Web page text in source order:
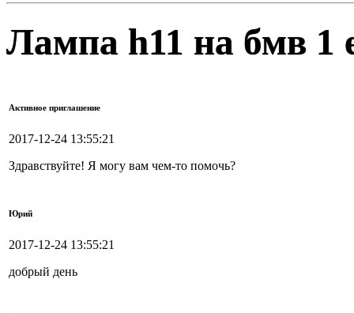
Лампа h11 на бмв 1
Активное приглашение
2017-12-24 13:55:21
Здравствуйте! Я могу вам чем-то помочь?
Юрий
2017-12-24 13:55:21
добрый день